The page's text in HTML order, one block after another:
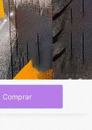
Comprar